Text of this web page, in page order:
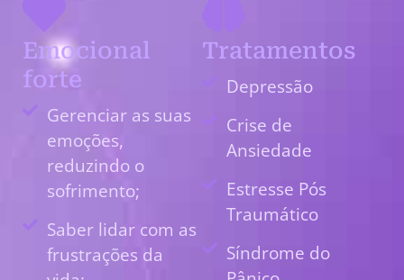
Emocional
forte
Gerenciar as suas
emoções,
reduzindo o
sofrimento;
Saber lidar com as
frustrações da
Tratamentos
Depressão
Crise de
Ansiedade
Estresse Pós
Traumático
Síndrome do